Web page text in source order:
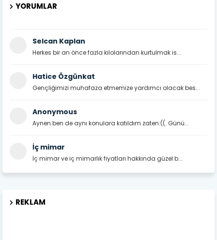
YORUMLAR
Selcan Kaplan
Herkes bir an önce fazla kilolarından kurtulmak is...
Hatice Özgünkat
Gençliğimizi muhafaza etmemize yardımcı olacak bes...
Anonymous
Aynen ben de aynı konulara katıldım zaten:((. Günü...
İç mimar
İç mimar ve iç mimarlık fiyatları hakkında güzel b...
REKLAM